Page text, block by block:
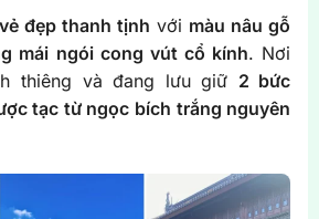
vẻ đẹp thanh tịnh với màu nâu gỗ
mái ngói cong vút cổ kính. Nơi
thiêng và đang lưu giữ 2 bức
tạc từ ngọc bích trắng nguyên